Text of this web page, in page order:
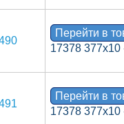
Перейти в
17378 377х10
Перейти в
17378 377х10